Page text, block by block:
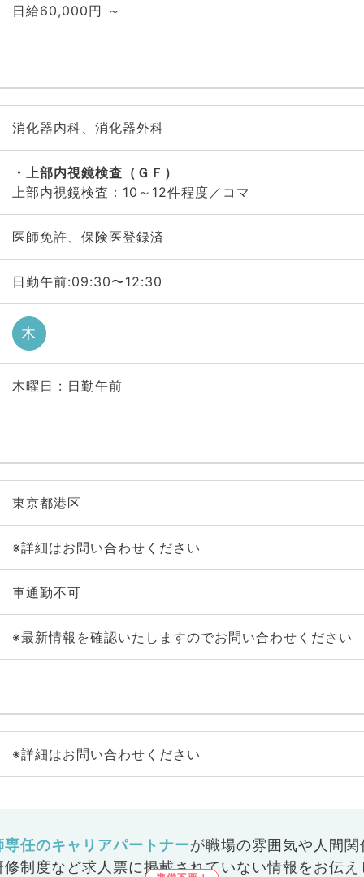
日給60,000円 ～
消化器内科、消化器外科
上部内視鏡検査（ＧＦ）
上部内視鏡検査：10～12件程度／コマ
医師免許、保険医登録済
日勤午前:09:30〜12:30
木
木曜日 : 日勤午前
東京都港区
※詳細はお問い合わせください
車通勤不可
※最新情報を確認いたしますのでお問い合わせください
※詳細はお問い合わせください
専任のキャリアパートナーが職場の雰囲気や人間関
修制度など求人票に掲載されていない情報をお伝え